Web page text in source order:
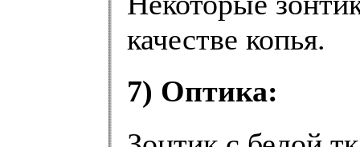
качестве копья.
7) Оптика: